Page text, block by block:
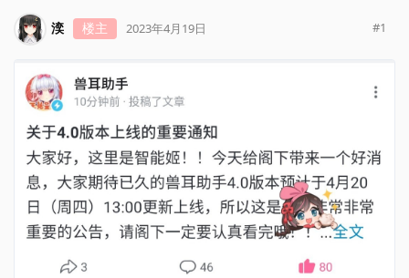
湙 楼主 2023年4月19日 #1